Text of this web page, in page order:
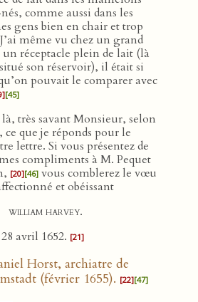
comme aussi dans les
gens bien en chair et trop
même vu chez un grand
un réceptacle plein de lait (là
son réservoir), il était si
pouvait le comparer avec
[45]
très savant Monsieur, selon
que je réponds pour le
lettre. Si vous présentez de
compliments à M. Pequet
[20][46] vous comblerez le vœu
et obéissant
william harvey.
avril 1652. [21]
Horst, archiatre de
(février 1655). [22][47]